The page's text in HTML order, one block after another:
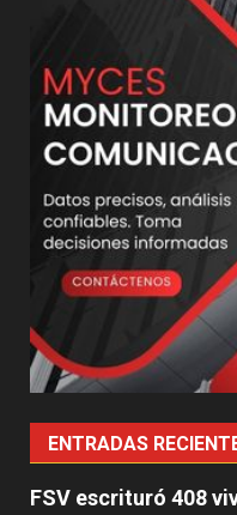
ENTRADAS
FSV escrituró 408